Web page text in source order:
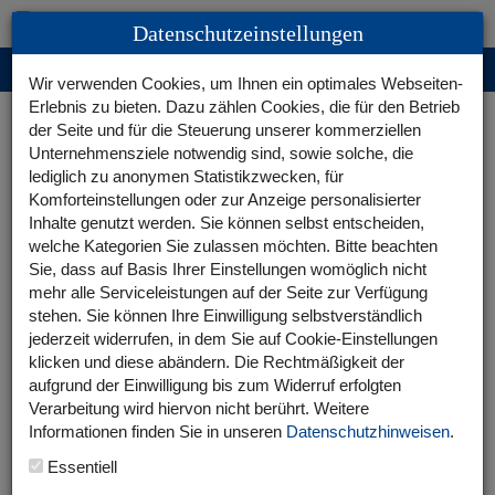
Mediathek
Palettenmagazin 25 Flex
Datenschutzeinstellungen
Video abspielen
Datenschutzeinstellungen
Wir verwenden Cookies, um Ihnen ein optimales Webseiten-
Erlebnis zu bieten. Dazu zählen Cookies, die für den Betrieb
der Seite und für die Steuerung unserer kommerziellen
Unternehmensziele notwendig sind, sowie solche, die
lediglich zu anonymen Statistikzwecken, für
Komforteinstellungen oder zur Anzeige personalisierter
Inhalte genutzt werden. Sie können selbst entscheiden,
welche Kategorien Sie zulassen möchten. Bitte beachten
Sie, dass auf Basis Ihrer Einstellungen womöglich nicht
mehr alle Serviceleistungen auf der Seite zur Verfügung
stehen. Sie können Ihre Einwilligung selbstverständlich
jederzeit widerrufen, in dem Sie auf Cookie-Einstellungen
klicken und diese abändern. Die Rechtmäßigkeit der
aufgrund der Einwilligung bis zum Widerruf erfolgten
Verarbeitung wird hiervon nicht berührt. Weitere
Informationen finden Sie in unseren Datenschutzhinweisen.
Essentiell